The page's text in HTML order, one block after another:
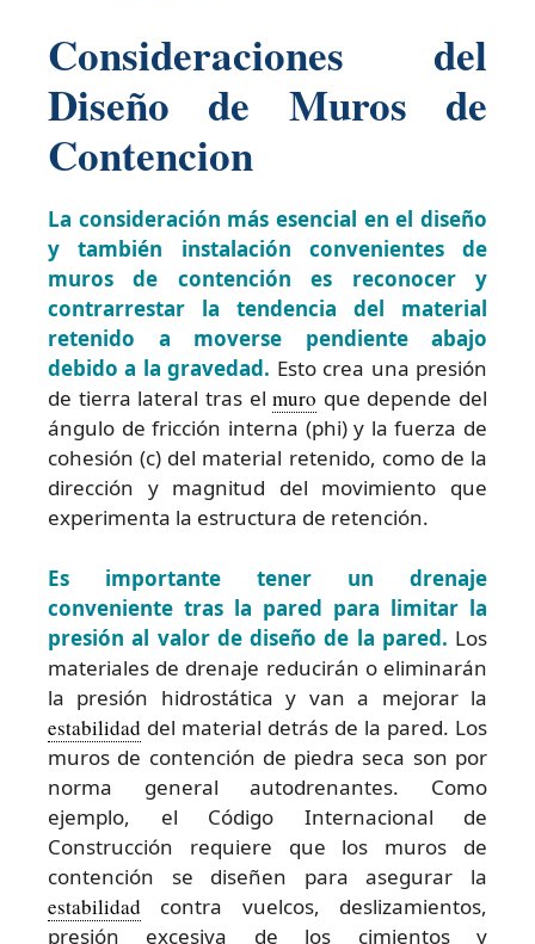
Consideraciones del
Diseño de Muros de
Contencion
La consideración más esencial en el diseño
y también instalación convenientes de
muros de contención es reconocer y
contrarrestar la tendencia del material
retenido a moverse pendiente abajo
debido a la gravedad. Esto crea una presión
de tierra lateral tras elmuro que depende del
ángulo de fricción interna (phi) y la fuerza de
cohesión (c) del material retenido, como de la
dirección y magnitud del movimiento que
experimenta la estructura de retención.
Es importante tener un drenaje
conveniente tras la pared para limitar la
presión al valor de diseño de la pared. Los
materiales de drenaje reducirán o eliminarán
la presión hidrostática y van a mejorar la
estabilidad del material detrás de la pared. Los
muros de contención de piedra seca son por
norma general autodrenantes. Como
ejemplo, el Código Internacional de
Construcción requiere que los muros de
contención se diseñen para asegurar la
estabilidad contra vuelcos, deslizamientos,
presión excesiva de los cimientos y